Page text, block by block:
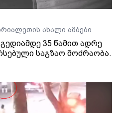
ახალი ამბები
35 წამით ადრე
საგზაო მოძრაობა.